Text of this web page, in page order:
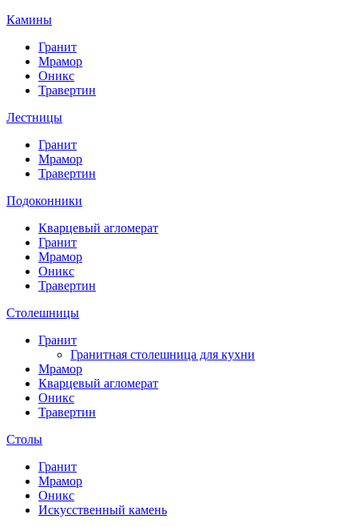
Камины
Гранит
Мрамор
Оникс
Травертин
Лестницы
Гранит
Мрамор
Травертин
Подоконники
Кварцевый агломерат
Гранит
Мрамор
Оникс
Травертин
Столешницы
Гранит
Гранитная столешница для кухни
Мрамор
Кварцевый агломерат
Оникс
Травертин
Столы
Гранит
Мрамор
Оникс
Искусственный камень